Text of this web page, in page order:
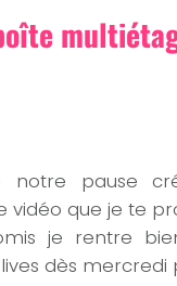
notre pause
vidéo que je te
je rentre
dès mercredi